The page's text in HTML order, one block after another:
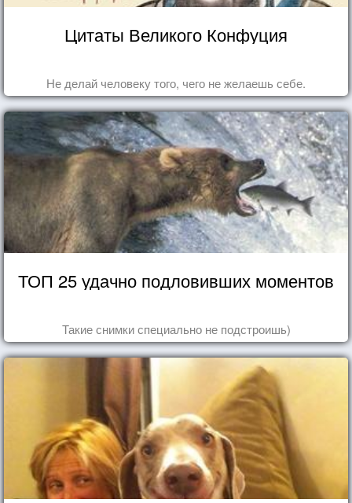
Цитаты Великого Конфуция
Не делай человеку того, чего не желаешь себе.
ТОП 25 удачно подловивших моментов
Такие снимки специально не подстроишь)